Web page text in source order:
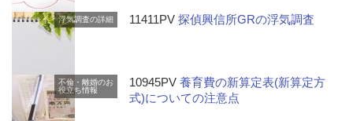
浮気調査の詳細 11411PV探偵興信所GRの浮気調査
不倫・離婚のお
役立ち情報
10945PV養育費の新算定表(新算定方
式)についての注意点